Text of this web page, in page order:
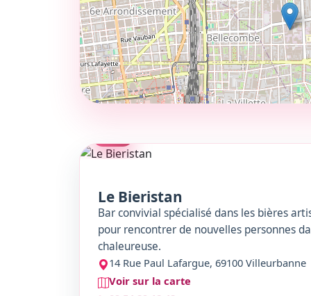
7 lieux repérés
CARTE INTERACTIVE
6
BARS,
BAR CAFÉ PARC
BAR/CAFÉ-
MÉDIATHÈQUE/CAFÉ CULTUREL
Le Bieristan
Bar convivial spécialisé dans les bières
pour rencontrer de nouvelles personnes
chaleureuse.
14 Rue Paul Lafargue, 69100 Villeurbanne
Voir sur la carte